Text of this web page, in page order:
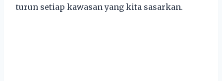
turun setiap kawasan yang kita sasarkan.